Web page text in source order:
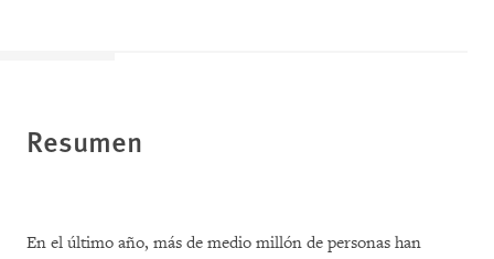
Resumen
En el último año, más de medio millón de personas han